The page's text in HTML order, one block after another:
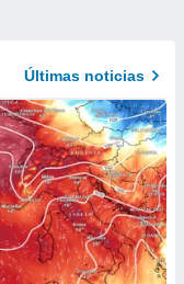
Últimas noticias